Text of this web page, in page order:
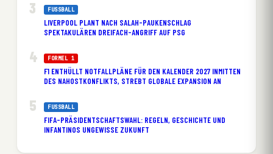
FUSSBALL
LIVERPOOL PLANT NACH SALAH-PAUKENSCHLAG
SPEKTAKULÄREN DREIFACH-ANGRIFF AUF PSG
FORMEL 1
F1 ENTHÜLLT NOTFALLPLÄNE FÜR DEN KALENDER 2027 INMITTEN
DES NAHOSTKONFLIKTS, STREBT GLOBALE EXPANSION AN
FUSSBALL
FIFA-PRÄSIDENTSCHAFTSWAHL: REGELN, GESCHICHTE UND
INFANTINOS UNGEWISSE ZUKUNFT